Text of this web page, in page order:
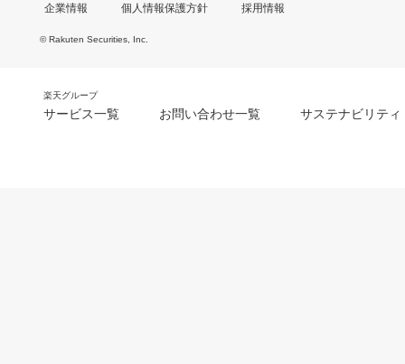
企業情報 個人情報保護方針 採用情報
© Rakuten Securities, Inc.
楽天グループ
サービス一覧 お問い合わせ一覧 サステナビリティ